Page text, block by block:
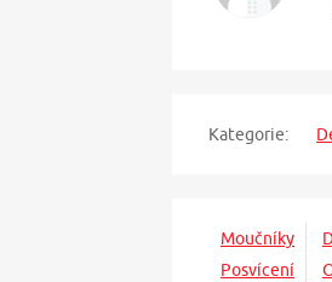
Kategorie:
Moučníky
Posvícení